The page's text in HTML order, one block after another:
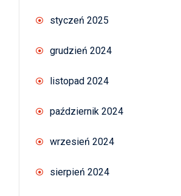
styczeń 2025
grudzień 2024
listopad 2024
październik 2024
wrzesień 2024
sierpień 2024